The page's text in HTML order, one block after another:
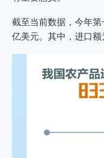
截至当前数据，今年
亿美元。其中，进口额